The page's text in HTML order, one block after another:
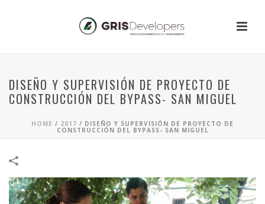
DISEÑO Y SUPERVISIÓN DE PROYECTO DE
CONSTRUCCIÓN DEL BYPASS- SAN MIGUEL
HOME / 2017 / DISEÑO Y SUPERVISIÓN DE PROYECTO DE
CONSTRUCCIÓN DEL BYPASS- SAN MIGUEL